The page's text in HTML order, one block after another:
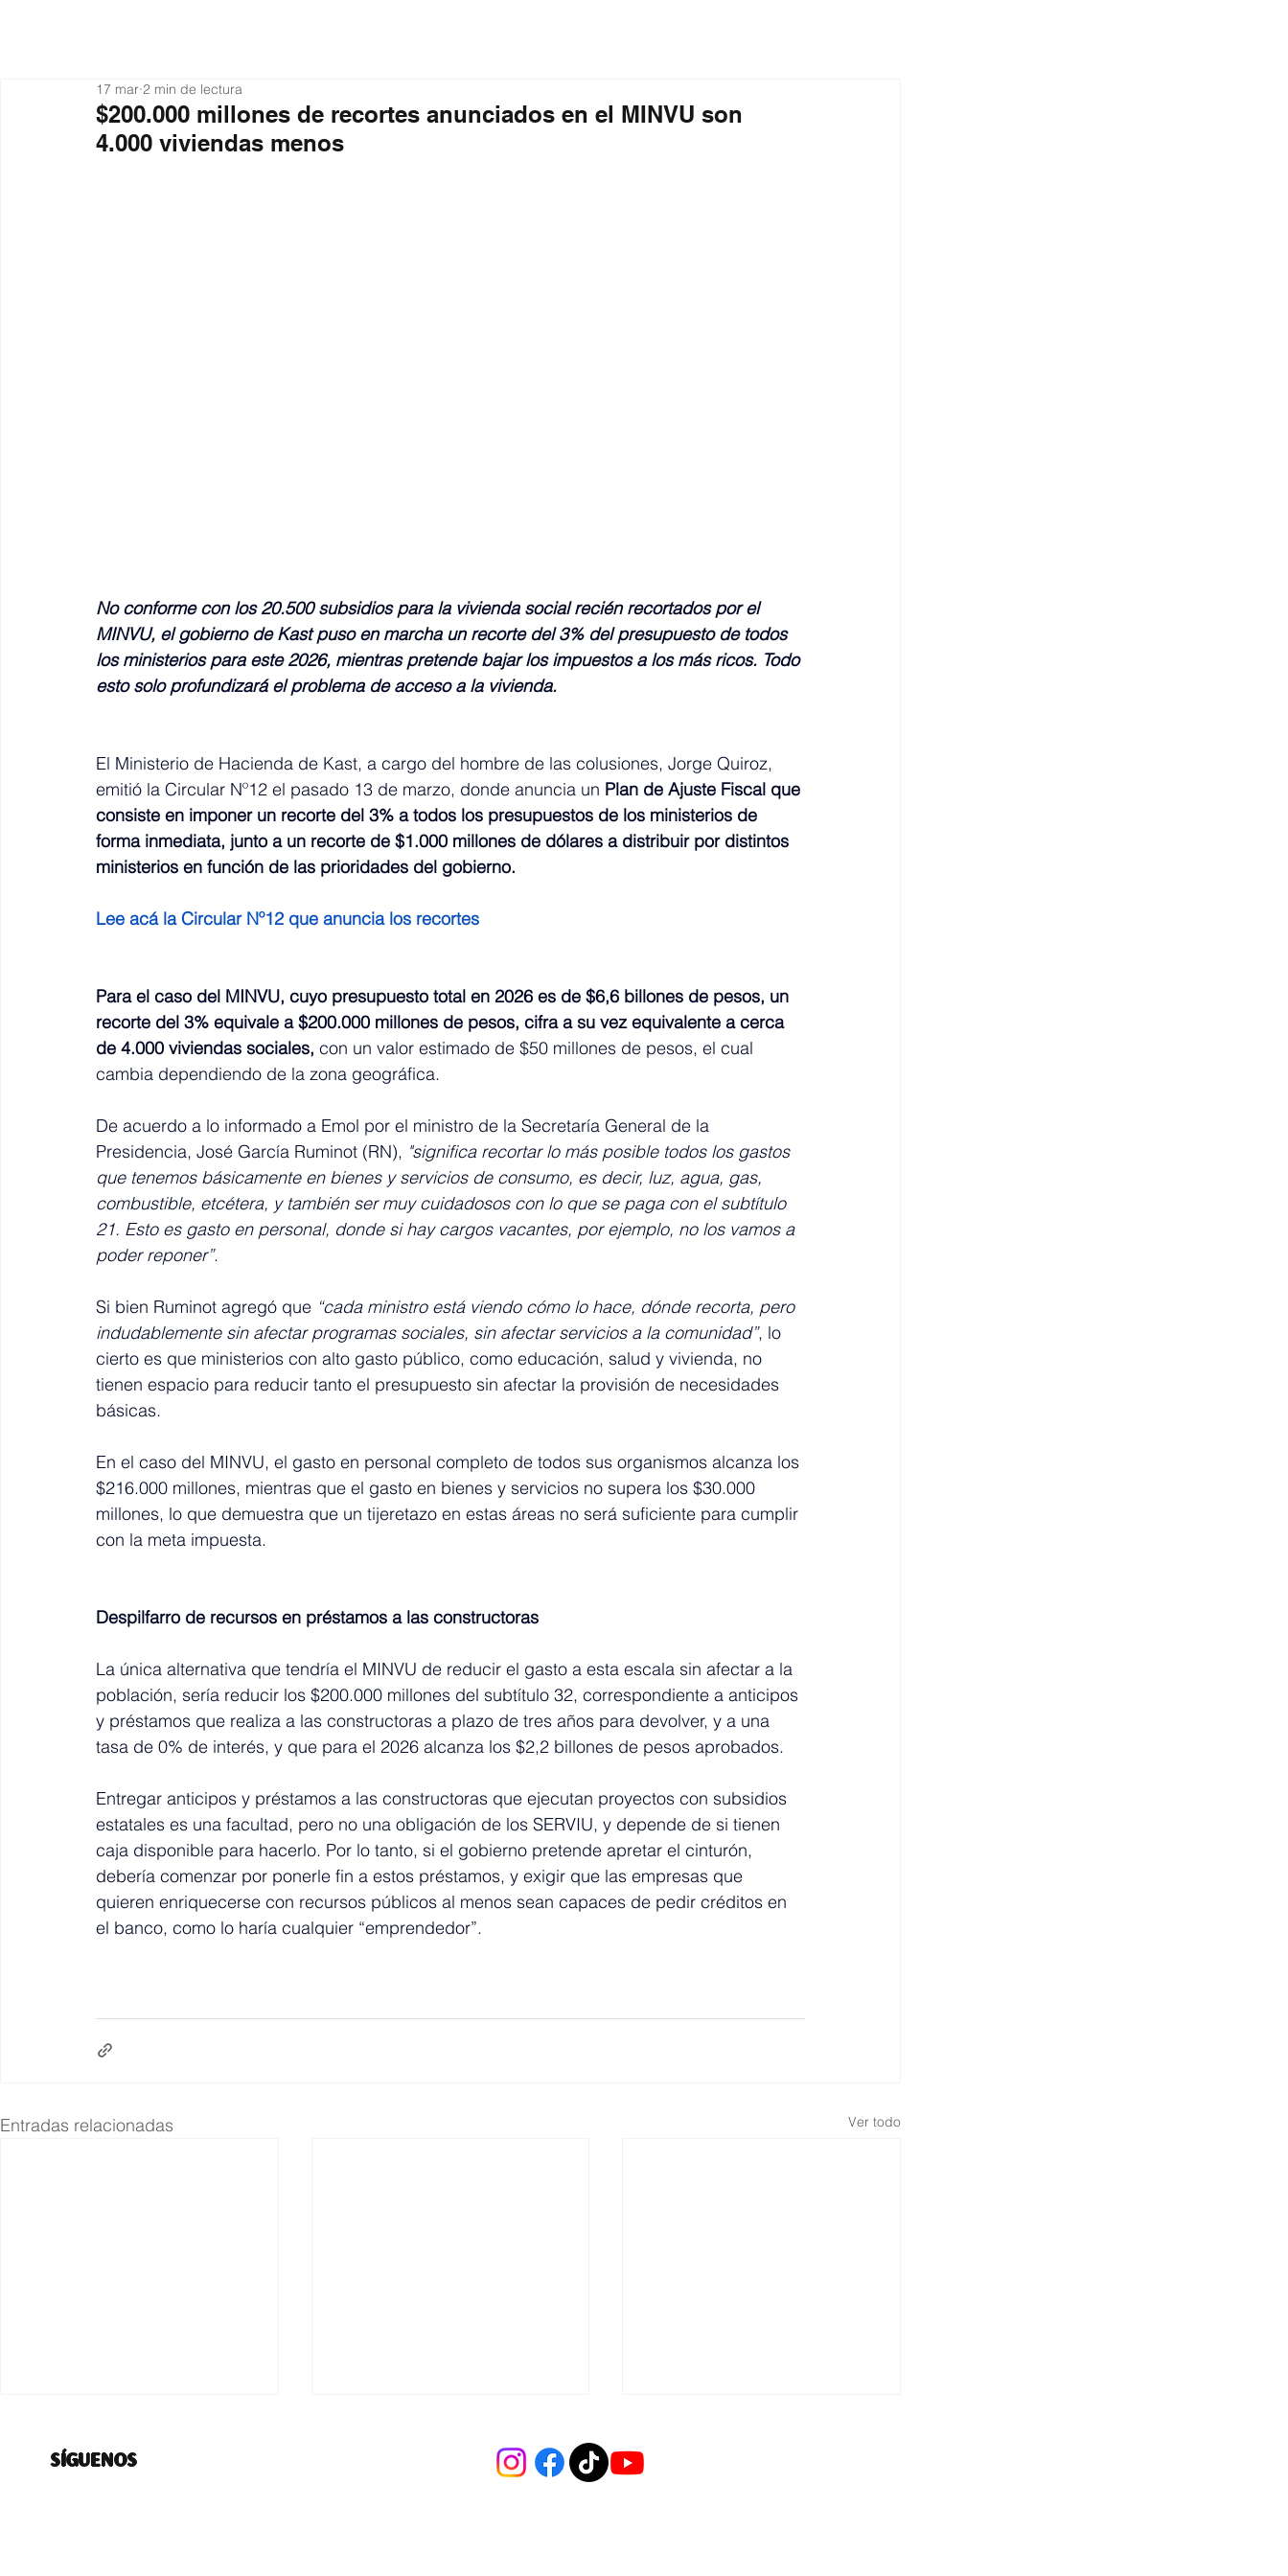
$200.000 millones de recortes anunciados en el MINVU son
4.000 viviendas menos
17 mar 2 min de lectura
No conforme con los 20.500 subsidios para la vivienda social recién recortados por el
MINVU, el gobierno de Kast puso en marcha un recorte del 3% del presupuesto de todos
los ministerios para este 2026, mientras pretende bajar los impuestos a los más ricos. Todo
esto solo profundizará el problema de acceso a la vivienda.
El Ministerio de Hacienda de Kast, a cargo del hombre de las colusiones, Jorge Quiroz,
emitió la Circular Nº12 el pasado 13 de marzo, donde anuncia un Plan de Ajuste Fiscal que
consiste en imponer un recorte del 3% a todos los presupuestos de los ministerios de
forma inmediata, junto a un recorte de $1.000 millones de dólares a distribuir por distintos
ministerios en función de las prioridades del gobierno.
Lee acá la Circular Nº12 que anuncia los recortes
Para el caso del MINVU, cuyo presupuesto total en 2026 es de $6,6 billones de pesos, un
recorte del 3% equivale a $200.000 millones de pesos, cifra a su vez equivalente a cerca
de 4.000 viviendas sociales, con un valor estimado de $50 millones de pesos, el cual
cambia dependiendo de la zona geográfica.
De acuerdo a lo informado a Emol por el ministro de la Secretaría General de la
Presidencia, José García Ruminot (RN), "significa recortar lo más posible todos los gastos
que tenemos básicamente en bienes y servicios de consumo, es decir, luz, agua, gas,
combustible, etcétera, y también ser muy cuidadosos con lo que se paga con el subtítulo
21. Esto es gasto en personal, donde si hay cargos vacantes, por ejemplo, no los vamos a
poder reponer”.
Si bien Ruminot agregó que “cada ministro está viendo cómo lo hace, dónde recorta, pero
indudablemente sin afectar programas sociales, sin afectar servicios a la comunidad”, lo
cierto es que ministerios con alto gasto público, como educación, salud y vivienda, no
tienen espacio para reducir tanto el presupuesto sin afectar la provisión de necesidades
básicas.
En el caso del MINVU, el gasto en personal completo de todos sus organismos alcanza los
$216.000 millones, mientras que el gasto en bienes y servicios no supera los $30.000
millones, lo que demuestra que un tijeretazo en estas áreas no será suficiente para cumplir
con la meta impuesta.
Despilfarro de recursos en préstamos a las constructoras
La única alternativa que tendría el MINVU de reducir el gasto a esta escala sin afectar a la
población, sería reducir los $200.000 millones del subtítulo 32, correspondiente a anticipos
y préstamos que realiza a las constructoras a plazo de tres años para devolver, y a una
tasa de 0% de interés, y que para el 2026 alcanza los $2,2 billones de pesos aprobados.
Entregar anticipos y préstamos a las constructoras que ejecutan proyectos con subsidios
estatales es una facultad, pero no una obligación de los SERVIU, y depende de si tienen
caja disponible para hacerlo. Por lo tanto, si el gobierno pretende apretar el cinturón,
debería comenzar por ponerle fin a estos préstamos, y exigir que las empresas que
quieren enriquecerse con recursos públicos al menos sean capaces de pedir créditos en
el banco, como lo haría cualquier “emprendedor”.
Entradas relacionadas Ver todo
SÍGUENOS